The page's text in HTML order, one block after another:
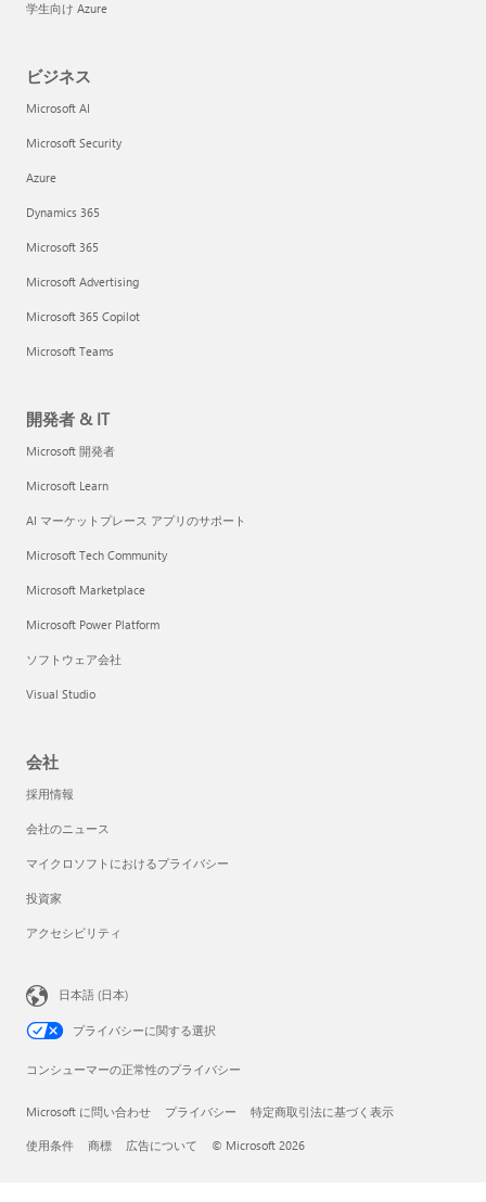
学生向け Azure
ビジネス
Microsoft AI
Microsoft Security
Azure
Dynamics 365
Microsoft 365
Microsoft Advertising
Microsoft 365 Copilot
Microsoft Teams
開発者 & IT
Microsoft 開発者
Microsoft Learn
AI マーケットプレース アプリのサポート
Microsoft Tech Community
Microsoft Marketplace
Microsoft Power Platform
ソフトウェア会社
Visual Studio
会社
採用情報
会社のニュース
マイクロソフトにおけるプライバシー
投資家
アクセシビリティ
日本語 (日本)
プライバシーに関する選択
コンシューマーの正常性のプライバシー
Microsoft に問い合わせ プライバシー 特定商取引法に基づく表示
使用条件 商標 広告について © Microsoft 2026